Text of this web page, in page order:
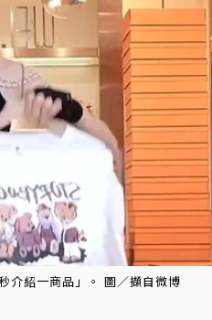
介紹一商品」。 圖／擷自微博